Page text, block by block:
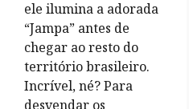
ele ilumina a adorada
“Jampa” antes de
chegar ao resto do
território brasileiro.
Incrível, né? Para
desvendar os